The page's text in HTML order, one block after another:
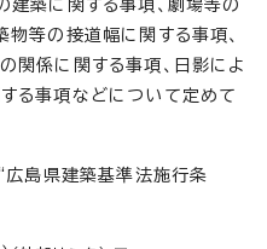
建築に関する事項、劇場等の
等の接道幅に関する事項、
関係に関する事項、日影によ
る事項などについて定めて
広島県建築基準法施行条